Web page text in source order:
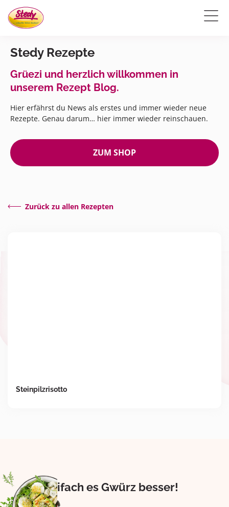
Stedy Rezepte
Grüezi und herzlich willkommen in
unserem Rezept Blog.
Hier erfährst du News als erstes und immer wieder neue
Rezepte. Genau darum… hier immer wieder reinschauen.
ZUM SHOP
Zurück zu allen Rezepten
Steinpilzrisotto
Eifach es Gwürz besser!